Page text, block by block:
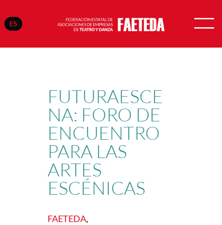
ES
Saltar
FUTURAESCE
NA: FORO DE
ENCUENTRO
PARA LAS
ARTES
ESCÉNICAS
FAETEDA